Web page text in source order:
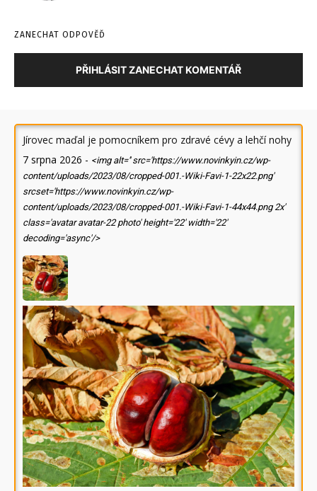
ZANECHAT ODPOVĚĎ
PŘIHLÁSIT ZANECHAT KOMENTÁŘ
Jírovec maďal je pomocníkem pro zdravé cévy a lehčí nohy
7 srpna 2026 - <img alt='' src='https://www.novinkyin.cz/wp-
content/uploads/2023/08/cropped-001.-Wiki-Favi-1-22x22.png'
srcset='https://www.novinkyin.cz/wp-
content/uploads/2023/08/cropped-001.-Wiki-Favi-1-44x44.png 2x'
class='avatar avatar-22 photo' height='22' width='22'
decoding='async'/>